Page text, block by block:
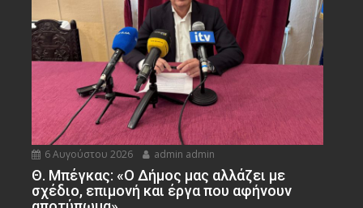
6 Αυγούστου 2026 admin admin
Θ. Μπέγκας: «Ο Δήμος μας αλλάζει με
σχέδιο, επιμονή και έργα που αφήνουν